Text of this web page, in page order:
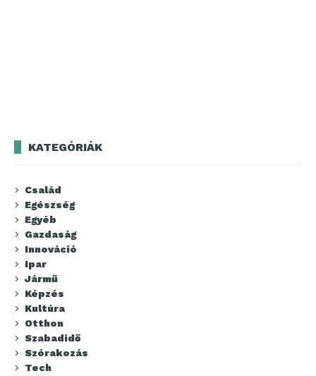
KATEGÓRIÁK
Család
Egészség
Egyéb
Gazdaság
Innováció
Ipar
Jármű
Képzés
Kultúra
Otthon
Szabadidő
Szórakozás
Tech